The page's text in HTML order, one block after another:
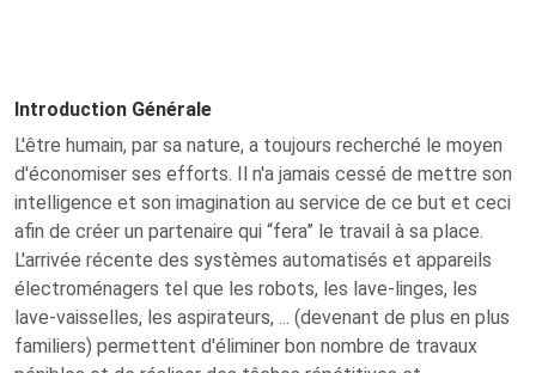
Introduction Générale
L'être humain, par sa nature, a toujours recherché le moyen
d'économiser ses efforts. Il n'a jamais cessé de mettre son
intelligence et son imagination au service de ce but et ceci
afin de créer un partenaire qui “fera” le travail à sa place.
L'arrivée récente des systèmes automatisés et appareils
électroménagers tel que les robots, les lave-linges, les
lave-vaisselles, les aspirateurs, ... (devenant de plus en plus
familiers) permettent d'éliminer bon nombre de travaux